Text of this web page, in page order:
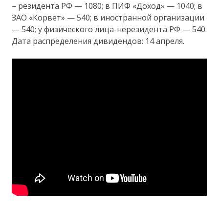
– резидента РФ — 1080; в ПИФ «Доход» — 1040; в
ЗАО «Корвет» — 540; в иностранной организации
— 540; у физического лица-нерезидента РФ — 540.
Дата распределения дивидендов: 14 апреля.